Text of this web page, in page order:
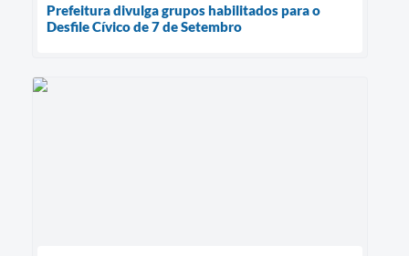
Prefeitura divulga grupos habilitados para o
Desfile Cívico de 7 de Setembro